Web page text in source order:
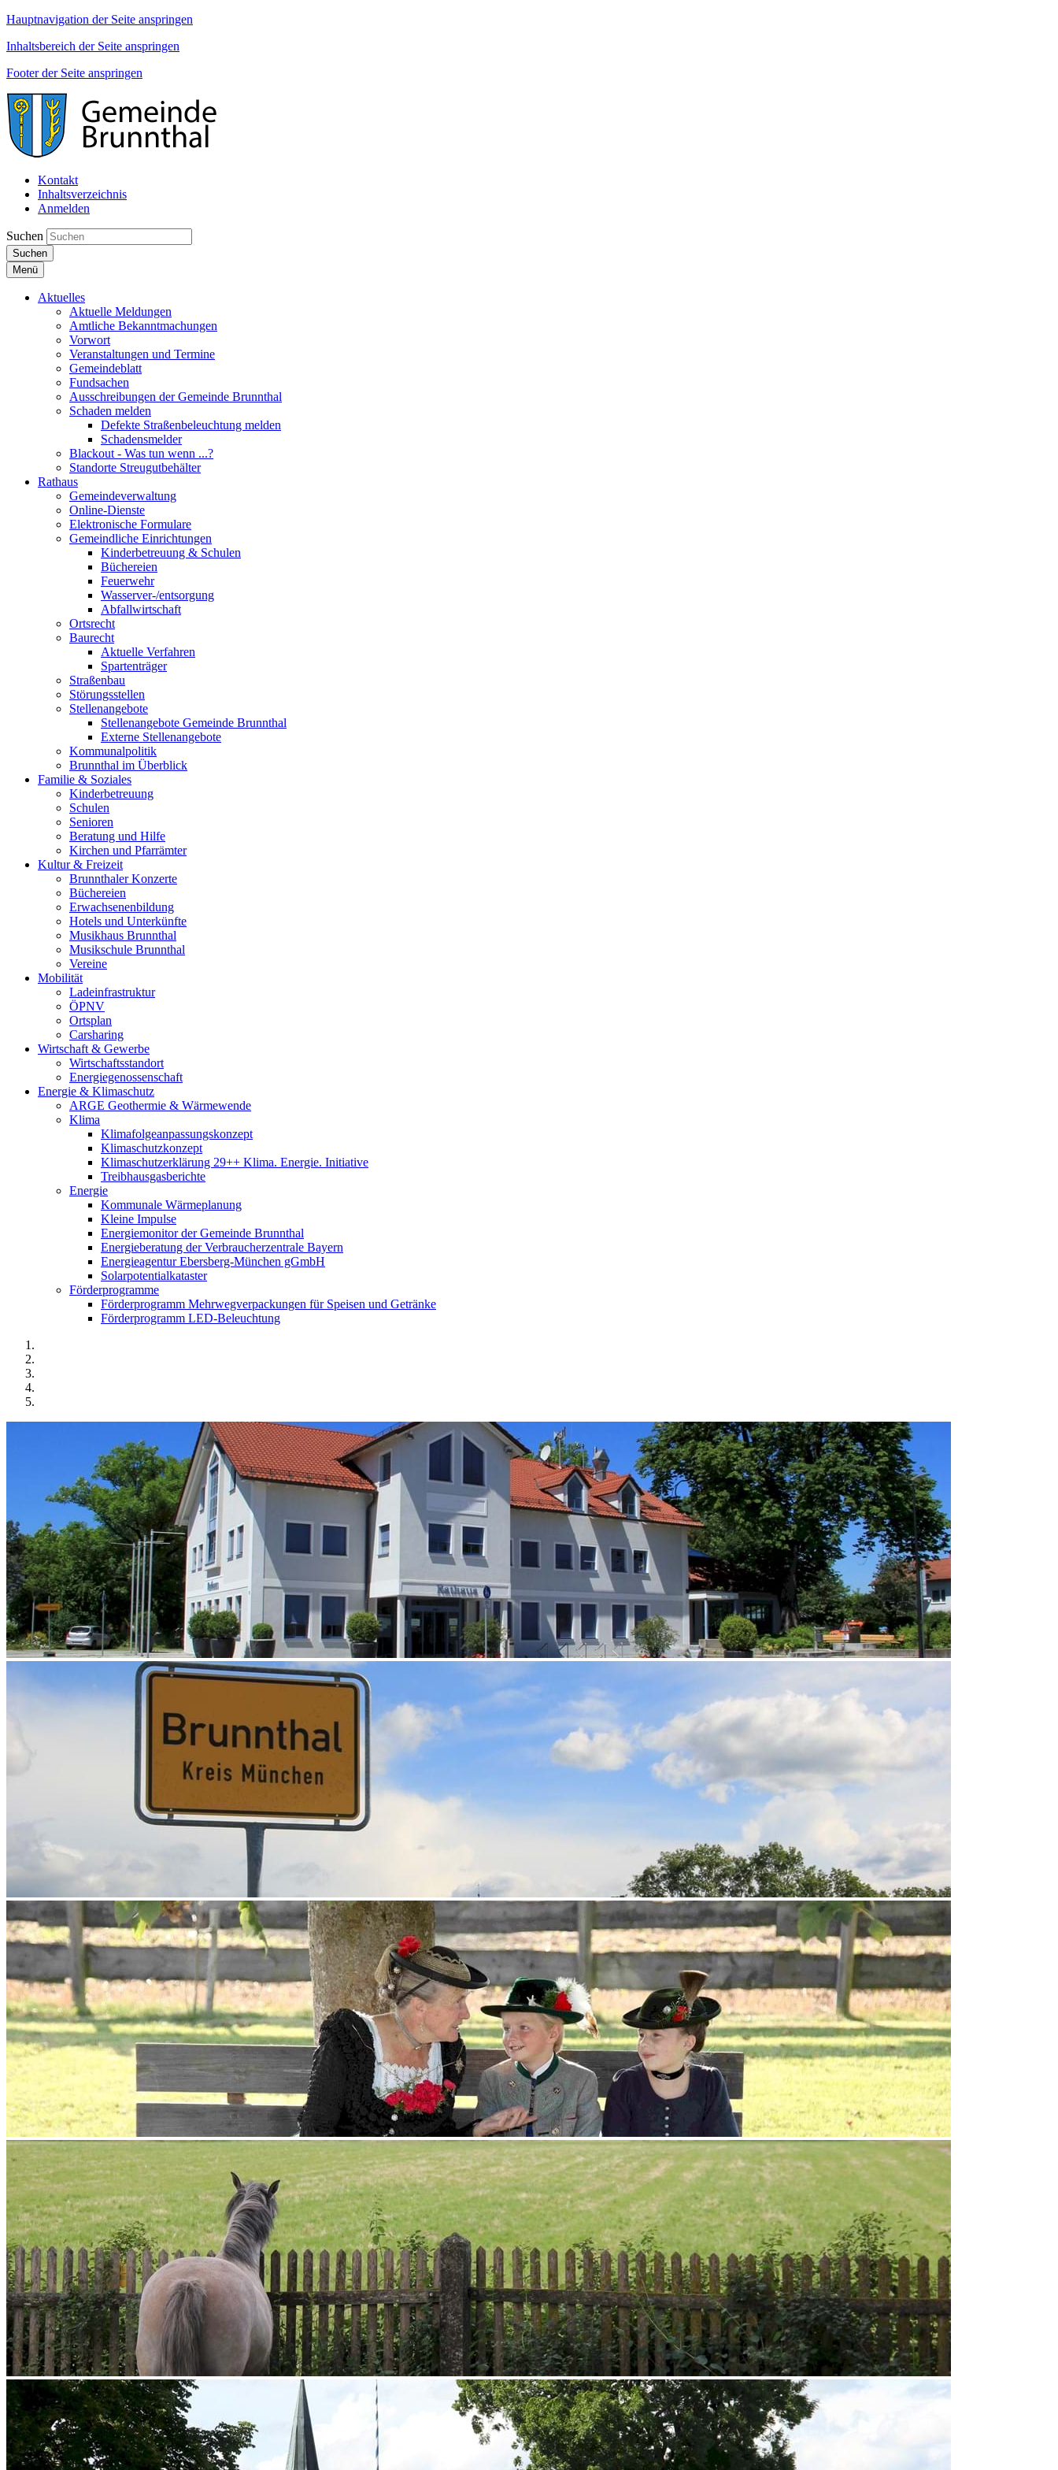
Hauptnavigation der Seite anspringen
Inhaltsbereich der Seite anspringen
Footer der Seite anspringen
Kontakt
Inhaltsverzeichnis
Anmelden
Suchen
Suchen
Menü
Aktuelles
Aktuelle Meldungen
Amtliche Bekanntmachungen
Vorwort
Veranstaltungen und Termine
Gemeindeblatt
Fundsachen
Ausschreibungen der Gemeinde Brunnthal
Schaden melden
Defekte Straßenbeleuchtung melden
Schadensmelder
Blackout - Was tun wenn ...?
Standorte Streugutbehälter
Rathaus
Gemeindeverwaltung
Online-Dienste
Elektronische Formulare
Gemeindliche Einrichtungen
Kinderbetreuung & Schulen
Büchereien
Feuerwehr
Wasserver-/entsorgung
Abfallwirtschaft
Ortsrecht
Baurecht
Aktuelle Verfahren
Spartenträger
Straßenbau
Störungsstellen
Stellenangebote
Stellenangebote Gemeinde Brunnthal
Externe Stellenangebote
Kommunalpolitik
Brunnthal im Überblick
Familie & Soziales
Kinderbetreuung
Schulen
Senioren
Beratung und Hilfe
Kirchen und Pfarrämter
Kultur & Freizeit
Brunnthaler Konzerte
Büchereien
Erwachsenenbildung
Hotels und Unterkünfte
Musikhaus Brunnthal
Musikschule Brunnthal
Vereine
Mobilität
Ladeinfrastruktur
ÖPNV
Ortsplan
Carsharing
Wirtschaft & Gewerbe
Wirtschaftsstandort
Energiegenossenschaft
Energie & Klimaschutz
ARGE Geothermie & Wärmewende
Klima
Klimafolgeanpassungskonzept
Klimaschutzkonzept
Klimaschutzerklärung 29++ Klima. Energie. Initiative
Treibhausgasberichte
Energie
Kommunale Wärmeplanung
Kleine Impulse
Energiemonitor der Gemeinde Brunnthal
Energieberatung der Verbraucherzentrale Bayern
Energieagentur Ebersberg-München gGmbH
Solarpotentialkataster
Förderprogramme
Förderprogramm Mehrwegverpackungen für Speisen und Getränke
Förderprogramm LED-Beleuchtung